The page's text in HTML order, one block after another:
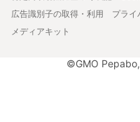
広告識別子の取得・利用
プライ
メディアキット
©GMO